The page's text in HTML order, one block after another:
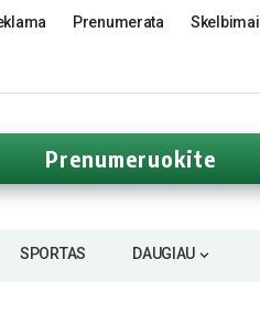
Prenumerata Skelbimai
Prenumeruokite
SPORTAS DAUGIAU